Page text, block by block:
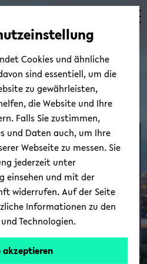
Automatische
vermeiden
skip
main
skip
main
skip
footer
CHIM­S­PAS 2021
Home
© de­te­ring­de­sign GmbH
Cookies und ähnliche
sind essentiell, um die
zu gewährleisten,
die Website und Ihre
Falls Sie zustimmen,
und Daten auch, um Ihre
Webseite zu messen. Sie
jederzeit unter
einsehen und mit der
widerrufen. Auf der Seite
Informationen zu den
Technologien.
akzeptieren